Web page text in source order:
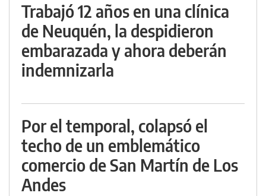
Trabajó 12 años en una clínica
de Neuquén, la despidieron
embarazada y ahora deberán
indemnizarla
Por el temporal, colapsó el
techo de un emblemático
comercio de San Martín de Los
Andes